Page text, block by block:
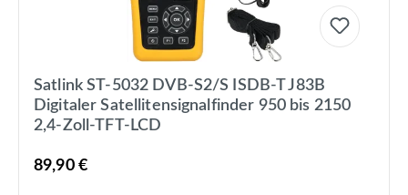
Satlink ST-5032 DVB-S2/S ISDB-T J83B
Digitaler Satellitensignalfinder 950 bis 2150
2,4-Zoll-TFT-LCD
89,90 €